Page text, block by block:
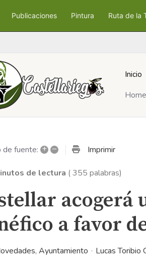
Publicaciones Pintura Ruta de la
Inicio
de fuente: + – Imprimir
de lectura ( 355 palabras)
a favor
Ayuntamiento Lucas Toribio